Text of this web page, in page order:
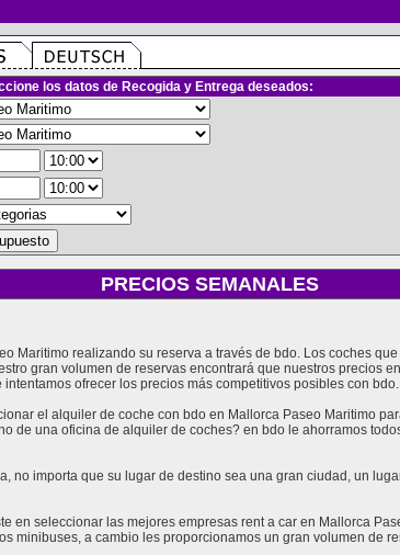
los datos de Recogida y Entrega deseados:
PRECIOS SEMANALES
Maritimo realizando su reserva a través de bdo. Los coches
gran volumen de reservas encontrará que nuestros precios
ofrecer los precios más competitivos posibles con bdo.
el alquiler de coche con bdo en Mallorca Paseo Maritimo
de una oficina de alquiler de coches? en bdo le ahorramos
no importa que su lugar de destino sea una gran ciudad, un
en seleccionar las mejores empresas rent a car en Mallorca
minibuses, a cambio les proporcionamos un gran volumen de